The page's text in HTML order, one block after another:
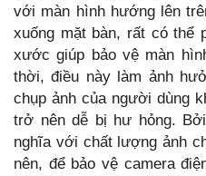
với màn hình hướng lên
xuống mặt bàn, rất có thể
xước giúp bảo vệ màn
thời, điều này làm ảnh
chụp ảnh của người dùng
trở nên dễ bị hư hỏng.
nghĩa với chất lượng ảnh
nên, để bảo vệ camera